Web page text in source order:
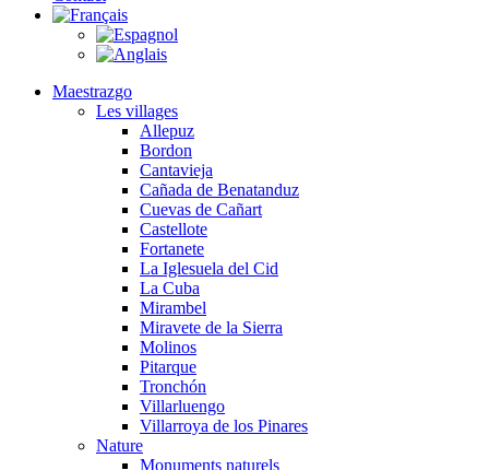
Maestrazgo
Les villages
Allepuz
Bordon
Cantavieja
Cañada de Benatanduz
Cuevas de Cañart
Castellote
Fortanete
La Iglesuela del Cid
La Cuba
Mirambel
Miravete de la Sierra
Molinos
Pitarque
Tronchón
Villarluengo
Villarroya de los Pinares
Nature
Monuments naturels